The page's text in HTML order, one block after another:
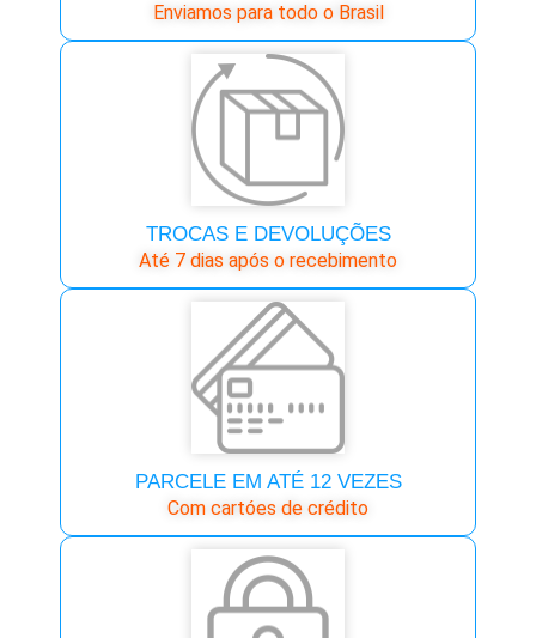
Enviamos para todo o Brasil
TROCAS E DEVOLUÇÕES
Até 7 dias após o recebimento
PARCELE EM ATÉ 12 VEZES
Com cartóes de crédito